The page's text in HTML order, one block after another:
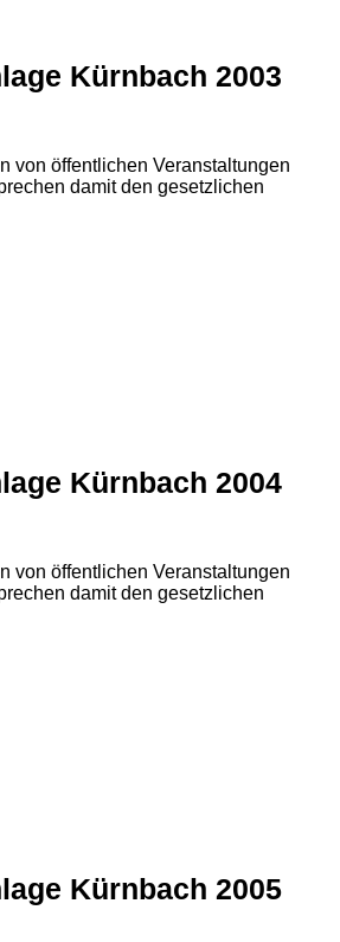
2 3
4 5
Kürnbach 2003
von öffentlichen Veranstaltungen
damit den gesetzlichen
Kürnbach 2004
von öffentlichen Veranstaltungen
damit den gesetzlichen
Kürnbach 2005